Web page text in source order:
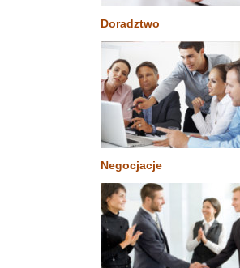
Doradztwo
Negocjacje